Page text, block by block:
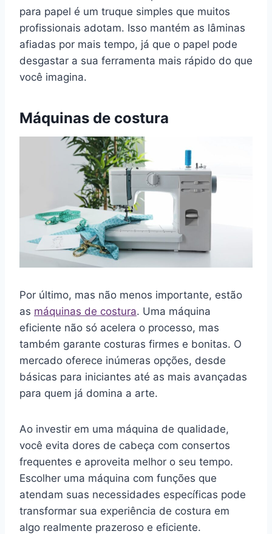
para papel é um truque simples que muitos
profissionais adotam. Isso mantém as lâminas
afiadas por mais tempo, já que o papel pode
desgastar a sua ferramenta mais rápido do que
você imagina.
Máquinas de costura
Por último, mas não menos importante, estão
as máquinas de costura. Uma máquina
eficiente não só acelera o processo, mas
também garante costuras firmes e bonitas. O
mercado oferece inúmeras opções, desde
básicas para iniciantes até as mais avançadas
para quem já domina a arte.
Ao investir em uma máquina de qualidade,
você evita dores de cabeça com consertos
frequentes e aproveita melhor o seu tempo.
Escolher uma máquina com funções que
atendam suas necessidades específicas pode
transformar sua experiência de costura em
algo realmente prazeroso e eficiente.